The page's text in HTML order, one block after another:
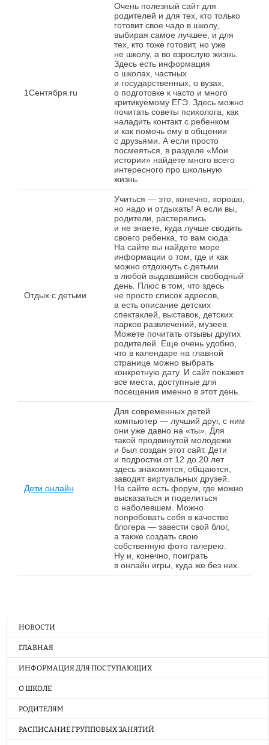
1Сентября.ru
Очень полезный сайт для
родителей и для тех, кто только
готовит свое чадо в школу,
выбирая самое лучшее, и для
тех, кто тоже готовит, но уже
не школу, а во взрослую жизнь.
Здесь есть информация
о школах, частных
и государственных, о вузах,
о подготовке к часто и много
критикуемому ЕГЭ. Здесь можно
почитать советы психолога, как
наладить контакт с ребенком
и как помочь ему в общении
с друзьями. А если просто
посмеяться, в разделе «Мои
истории» найдете много всего
интересного про школьную
жизнь.
Отдых с детьми
Учиться — это, конечно, хорошо,
но надо и отдыхать! А если вы,
родители, растерялись
и не знаете, куда лучше сводить
своего ребенка, то вам сюда.
На сайте вы найдете море
информации о том, где и как
можно отдохнуть с детьми
в любой выдавшийся свободный
день. Плюс в том, что здесь
не просто список адресов,
а есть описание детских
спектаклей, выставок, детских
парков развлечений, музеев.
Можете почитать отзывы других
родителей. Еще очень удобно,
что в календаре на главной
странице можно выбрать
конкретную дату. И сайт покажет
все места, доступные для
посещения именно в этот день.
Дети онлайн
Для современных детей
компьютер — лучший друг, с ним
они уже давно на «ты». Для
такой продвинутой молодежи
и был создан этот сайт. Дети
и подростки от 12 до 20 лет
здесь знакомятся, общаются,
заводят виртуальных друзей.
На сайте есть форум, где можно
высказаться и поделиться
о наболевшем. Можно
попробовать себя в качестве
блогера — завести свой блог,
а также создать свою
собственную фото галерею.
Ну и, конечно, поиграть
в онлайн игры, куда же без них.
НОВОСТИ
ГЛАВНАЯ
ИНФОРМАЦИЯ ДЛЯ ПОСТУПАЮЩИХ
О ШКОЛЕ
РОДИТЕЛЯМ
РАСПИСАНИЕ ГРУППОВЫХ ЗАНЯТИЙ